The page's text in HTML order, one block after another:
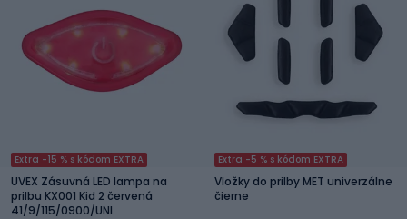
Extra -15 % s kódom EXTRA
UVEX Zásuvná LED lampa na
prilbu KX001 Kid 2 červená
41/9/115/0900/UNI
Extra -5 % s kódom EXTRA
Vložky do prilby MET univerzálne
čierne